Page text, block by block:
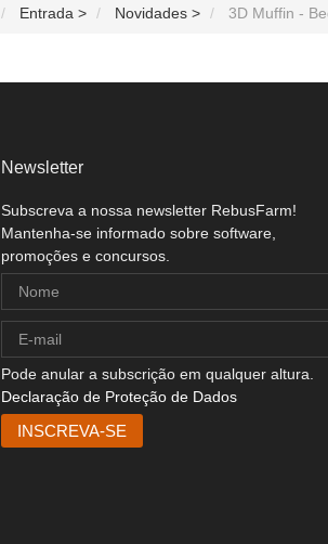
Entrada > Novidades > 3D Muffin -
Newsletter
Subscreva a nossa newsletter RebusFarm!
Mantenha-se informado sobre software,
promoções e concursos.
Pode anular a subscrição em qualquer altura.
Declaração de Proteção de Dados